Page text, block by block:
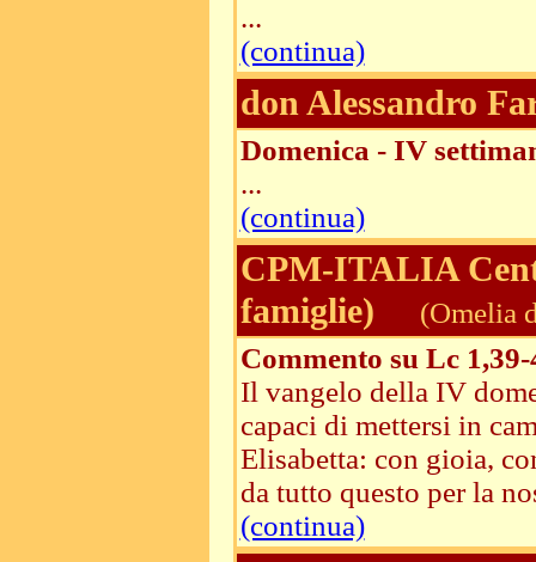
...
(continua)
don Alessandro
Domenica - IV
...
(continua)
CPM-ITALIA
famiglie)
(Omelia
Commento su Lc 1,39-
Il vangelo della IV
capaci di mettersi in
Elisabetta: con gioia,
da tutto questo per la
(continua)